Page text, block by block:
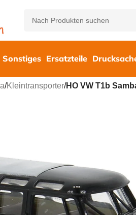
Sonstiges Ersatzteile
/Kleintransporter/HO VW T1b